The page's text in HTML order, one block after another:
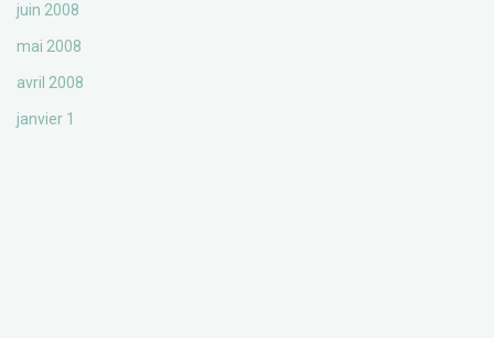
juin 2008
mai 2008
avril 2008
janvier 1